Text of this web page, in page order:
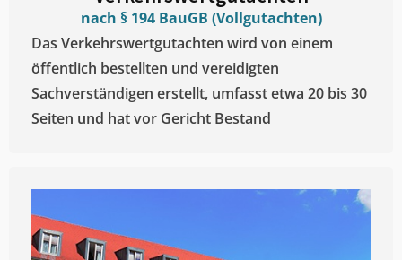
nach § 194 BauGB (Vollgutachten)
Das Verkehrswertgutachten wird von einem
öffentlich bestellten und vereidigten
Sachverständigen erstellt, umfasst etwa 20 bis 30
Seiten und hat vor Gericht Bestand